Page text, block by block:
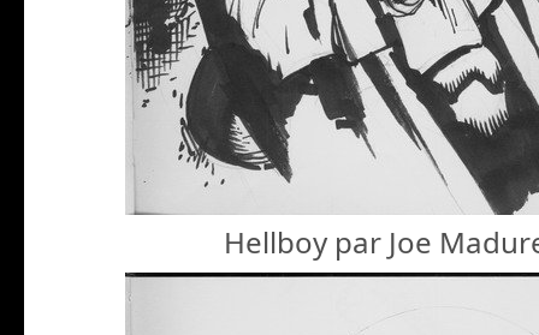
Hellboy par Joe